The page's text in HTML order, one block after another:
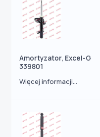
Amortyzator, Excel-G
339801
Więcej informacji...